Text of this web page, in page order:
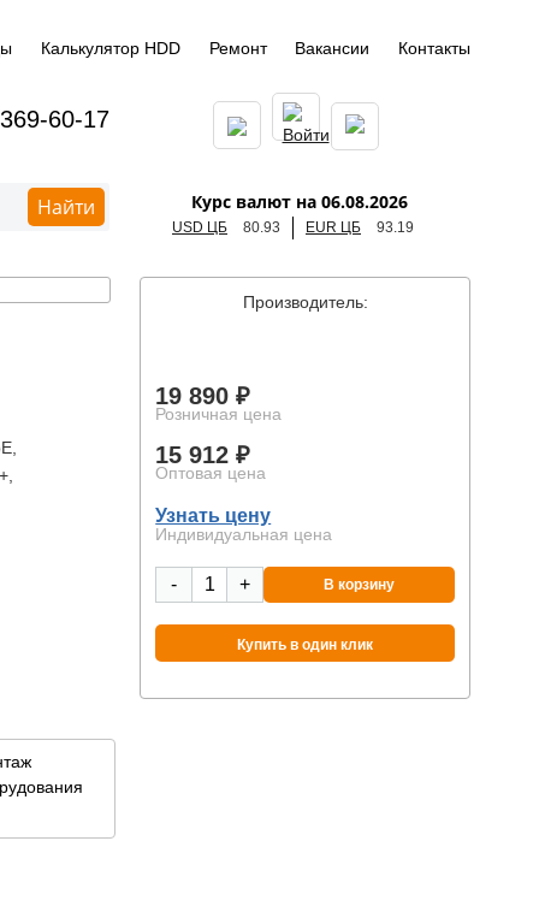
Калькулятор HDD Ремонт Вакансии Контакты
60-17
Найти Курс валют на 06.08.2026
USD ЦБ 80.93 EUR ЦБ 93.19
Производитель:
19 890 ₽
Розничная цена
15 912 ₽
Оптовая цена
Узнать цену
Индивидуальная цена
- + В корзину
Купить в один клик